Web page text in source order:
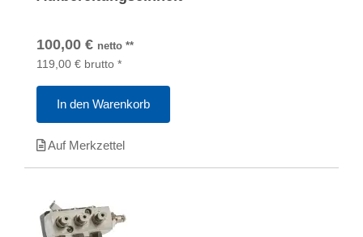
100,00 € netto **
119,00 € brutto *
In den Warenkorb
Auf Merkzettel